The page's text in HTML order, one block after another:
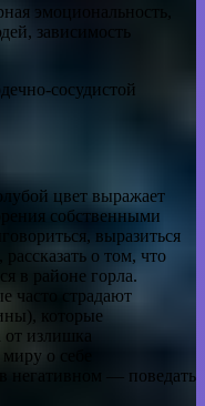
эмоциональность,
зависимость
сосудистой
цвет выражает
собственными
выразиться
о том, что
в районе горла.
часто страдают
которые
от излишка
о себе
негативном — поведать